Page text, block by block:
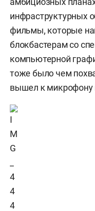
инфраструктурных
фильмы, которые
блокбастерам со
компьютерной
тоже было чем
вышел к микрофону